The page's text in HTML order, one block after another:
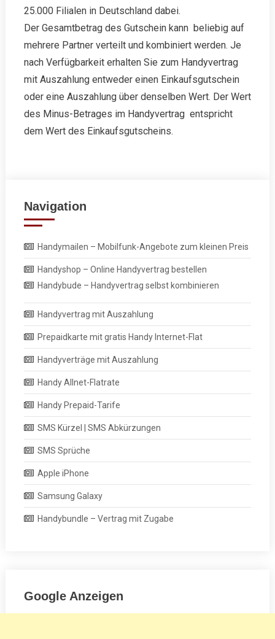
25.000 Filialen in Deutschland dabei.
Der Gesamtbetrag des Gutschein kann beliebig auf
mehrere Partner verteilt und kombiniert werden. Je
nach Verfügbarkeit erhalten Sie zum Handyvertrag
mit Auszahlung entweder einen Einkaufsgutschein
oder eine Auszahlung über denselben Wert. Der Wert
des Minus-Betrages im Handyvertrag entspricht
dem Wert des Einkaufsgutscheins.
Navigation
Handymailen – Mobilfunk-Angebote zum kleinen Preis
Handyshop – Online Handyvertrag bestellen
Handybude – Handyvertrag selbst kombinieren
Handyvertrag mit Auszahlung
Prepaidkarte mit gratis Handy Internet-Flat
Handyverträge mit Auszahlung
Handy Allnet-Flatrate
Handy Prepaid-Tarife
SMS Kürzel | SMS Abkürzungen
SMS Sprüche
Apple iPhone
Samsung Galaxy
Handybundle – Vertrag mit Zugabe
Google Anzeigen